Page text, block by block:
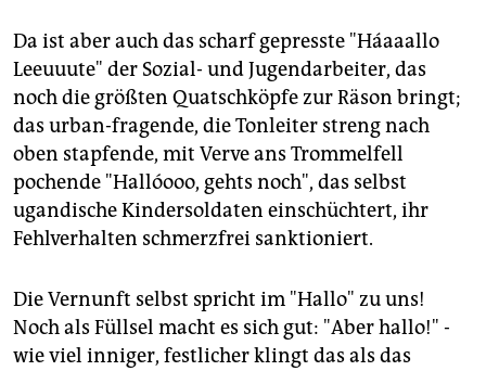
Da ist aber auch das scharf gepresste "Háaaallo
Leeuuute" der Sozial- und Jugendarbeiter, das
noch die größten Quatschköpfe zur Räson bringt;
das urban-fragende, die Tonleiter streng nach
oben stapfende, mit Verve ans Trommelfell
pochende "Hallóooo, gehts noch", das selbst
ugandische Kindersoldaten einschüchtert, ihr
Fehlverhalten schmerzfrei sanktioniert.
Die Vernunft selbst spricht im "Hallo" zu uns!
Noch als Füllsel macht es sich gut: "Aber hallo!" -
wie viel inniger, festlicher klingt das als das